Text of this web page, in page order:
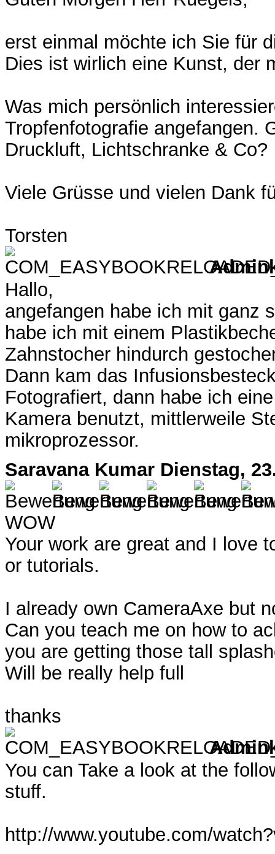
erst einmal möchte ich Sie für
Dies ist wirlich eine Kunst, der
Was mich persönlich
Tropfenfotografie angefangen.
Druckluft, Lichtschranke & Co?
Viele Grüsse und vielen Dank
Torsten
Hallo,
angefangen habe ich mit ganz
habe ich mit einem
Zahnstocher hindurch
Dann kam das
Fotografiert, dann habe ich
Kamera benutzt, mittlerweile
mikroprozessor.
Saravana Kumar Dienstag,
WOW
Your work are great and I love
or tutorials.
I already own CameraAxe but
Can you teach me on how to
you are getting those tall
Will be really help full
thanks
You can Take a look at the
stuff.
http://www.youtube.com/